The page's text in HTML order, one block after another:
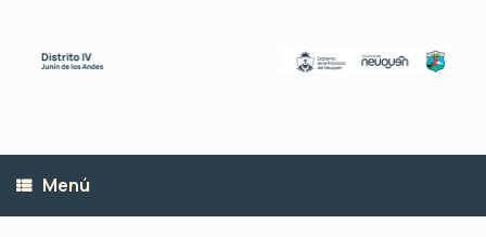
contenido
Menú